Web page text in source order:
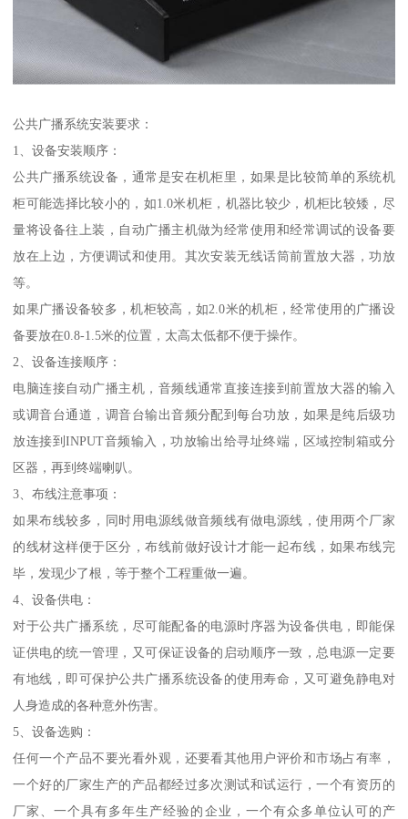
公共广播系统安装要求：
1、设备安装顺序：
公共广播系统设备，通常是安在机柜里，如果是比较简单的系统机
柜可能选择比较小的，如1.0米机柜，机器比较少，机柜比较矮，尽
量将设备往上装，自动广播主机做为经常使用和经常调试的设备要
放在上边，方便调试和使用。其次安装无线话筒前置放大器，功放
等。
如果广播设备较多，机柜较高，如2.0米的机柜，经常使用的广播设
备要放在0.8-1.5米的位置，太高太低都不便于操作。
2、设备连接顺序：
电脑连接自动广播主机，音频线通常直接连接到前置放大器的输入
或调音台通道，调音台输出音频分配到每台功放，如果是纯后级功
放连接到INPUT音频输入，功放输出给寻址终端，区域控制箱或分
区器，再到终端喇叭。
3、布线注意事项：
如果布线较多，同时用电源线做音频线有做电源线，使用两个厂家
的线材这样便于区分，布线前做好设计才能一起布线，如果布线完
毕，发现少了根，等于整个工程重做一遍。
4、设备供电：
对于公共广播系统，尽可能配备的电源时序器为设备供电，即能保
证供电的统一管理，又可保证设备的启动顺序一致，总电源一定要
有地线，即可保护公共广播系统设备的使用寿命，又可避免静电对
人身造成的各种意外伤害。
5、设备选购：
任何一个产品不要光看外观，还要看其他用户评价和市场占有率，
一个好的厂家生产的产品都经过多次测试和试运行，一个有资历的
厂家、一个具有多年生产经验的企业，一个有众多单位认可的产